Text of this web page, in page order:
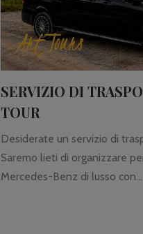
Art Tours
SERVIZIO DI
TOUR
Desiderate un servizio di
Saremo lieti di organizzare
Mercedes-Benz di lusso con...